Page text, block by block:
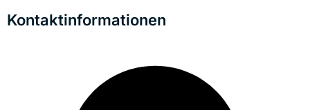
Kontaktinformationen